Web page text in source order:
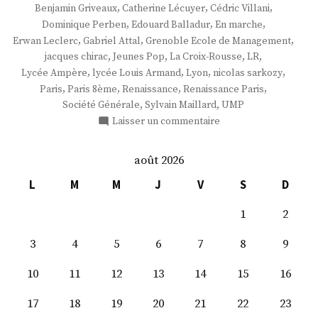
Benjamin Griveaux, Catherine Lécuyer, Cédric Villani,
Dominique Perben, Edouard Balladur, En marche,
Erwan Leclerc, Gabriel Attal, Grenoble Ecole de Management,
jacques chirac, Jeunes Pop, La Croix-Rousse, LR,
Lycée Ampère, lycée Louis Armand, Lyon, nicolas sarkozy,
Paris, Paris 8ème, Renaissance, Renaissance Paris,
Société Générale, Sylvain Maillard, UMP
Laisser un commentaire
août 2026
L
M M J V S
D
1
2
3
4 5 6 7 8
9
10
11 12 13 14 15
16
17
18 19 20 21 22
23